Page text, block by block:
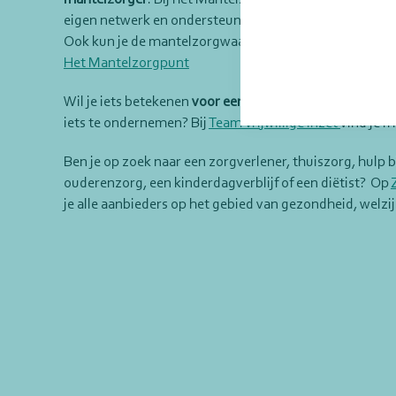
eigen netwerk en ondersteunen je bij het vinden van
Ook kun je de mantelzorgwaardering hier aanvragen.
Het Mantelzorgpunt
Wil je iets betekenen voor een ander
iets te ondernemen? BijTeam Vrijwillige inzetvind je
Ben je op zoek naar een zorgverlener, thuiszorg, hulp
ouderenzorg, een kinderdagverblijf of een diëtist? Op
je alle aanbieders op het gebied van gezondheid,